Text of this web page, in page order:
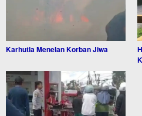
Karhutla Menelan Korban Jiwa